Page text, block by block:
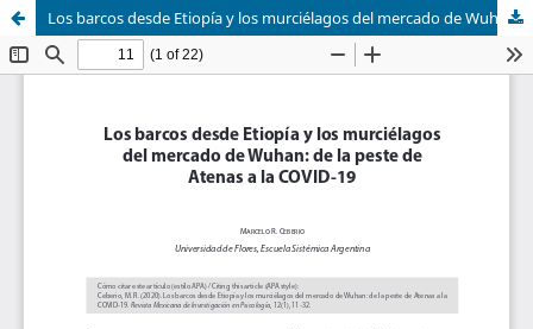
Los barcos desde Etiopía y los murciélagos del mercado de Wuhan: De la peste de Atenas al COVID-19